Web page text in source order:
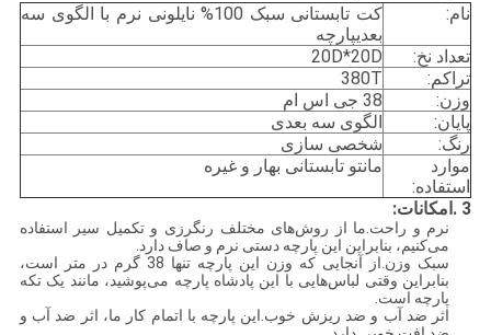
نام:
کت تابستانی سبک 100% نایلونی نرم با الگوی سه
بعدیپارچه
تعداد نخ:
20D*20D
تراکم:
380T
وزن:
38 جی اس ام
پایان:
الگوی سه بعدی
رنگ:
شخصی سازی
موارد
استفاده:
مانتو تابستانی بهار و غیره
3 . امکانات:
نرم و راحت.ما از روش‌های مختلف رنگرزی و تکمیل سیر استفاده
می‌کنیم، بنابراین این پارچه دستی نرم و صاف دارد.
سبک وزن.از آنجایی که وزن این پارچه تنها 38 گرم در متر است،
بنابراین وقتی لباس‌هایی با این پادشاه پارچه می‌پوشید، مانند یک تکه
پارچه است.
اثر ضد آب و ضد ریزش خوب.این پارچه با اتمام کار ما، اثر ضد آب و